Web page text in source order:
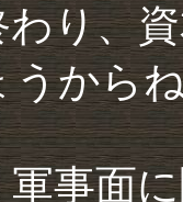
り、
うから
事面